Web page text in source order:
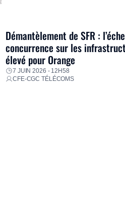
Démantèlement de SFR :
concurrence sur les
élevé pour Orange
7 JUIN 2026 - 12H58
CFE-CGC TÉLÉCOMS